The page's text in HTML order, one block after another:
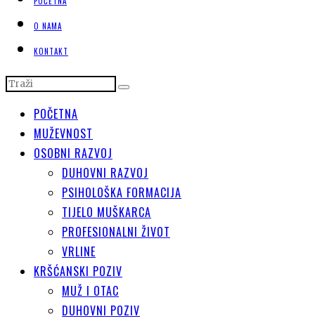
O NAMA
KONTAKT
POČETNA
MUŽEVNOST
OSOBNI RAZVOJ
DUHOVNI RAZVOJ
PSIHOLOŠKA FORMACIJA
TIJELO MUŠKARCA
PROFESIONALNI ŽIVOT
VRLINE
KRŠĆANSKI POZIV
MUŽ I OTAC
DUHOVNI POZIV